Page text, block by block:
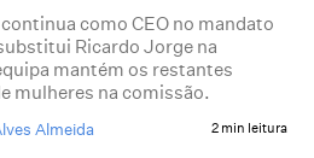
como CEO no mandato
Ricardo Jorge na
mantém os restantes
mulheres na comissão.
Almeida 2 min leitura